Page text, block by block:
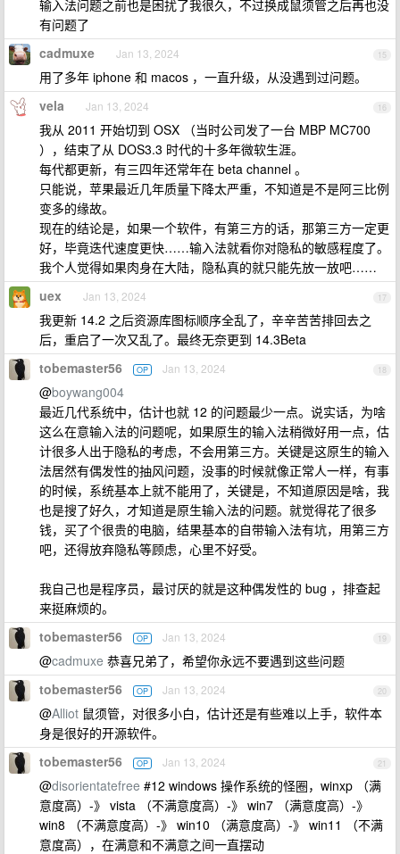
输入法问题之前也是困扰了我很久，不过换成鼠须管之后再也没
有问题了
15
cadmuxe Jan 13, 2024
用了多年 iphone 和 macos ，一直升级，从没遇到过问题。
16
vela Jan 13, 2024
我从 2011 开始切到 OSX （当时公司发了一台 MBP MC700
），结束了从 DOS3.3 时代的十多年微软生涯。
每代都更新，有三四年还常年在 beta channel 。
只能说，苹果最近几年质量下降太严重，不知道是不是阿三比例
变多的缘故。
现在的结论是，如果一个软件，有第三方的话，那第三方一定更
好，毕竟迭代速度更快……输入法就看你对隐私的敏感程度了。
我个人觉得如果肉身在大陆，隐私真的就只能先放一放吧……
17
uex Jan 13, 2024
我更新 14.2 之后资源库图标顺序全乱了，辛辛苦苦排回去之
后，重启了一次又乱了。最终无奈更到 14.3Beta
18
tobemaster56 OP Jan 13, 2024
@boywang004
最近几代系统中，估计也就 12 的问题最少一点。说实话，为啥
这么在意输入法的问题呢，如果原生的输入法稍微好用一点，估
计很多人出于隐私的考虑，不会用第三方。关键是这原生的输入
法居然有偶发性的抽风问题，没事的时候就像正常人一样，有事
的时候，系统基本上就不能用了，关键是，不知道原因是啥，我
也是搜了好久，才知道是原生输入法的问题。就觉得花了很多
钱，买了个很贵的电脑，结果基本的自带输入法有坑，用第三方
吧，还得放弃隐私等顾虑，心里不好受。
我自己也是程序员，最讨厌的就是这种偶发性的 bug ，排查起
来挺麻烦的。
19
tobemaster56 OP Jan 13, 2024
@cadmuxe 恭喜兄弟了，希望你永远不要遇到这些问题
20
tobemaster56 OP Jan 13, 2024
@Alliot 鼠须管，对很多小白，估计还是有些难以上手，软件本
身是很好的开源软件。
21
tobemaster56 OP Jan 13, 2024
@disorientatefree #12 windows 操作系统的怪圈，winxp （满
意度高）-》 vista （不满意度高）-》 win7 （满意度高）-》
win8 （不满意度高）-》 win10 （满意度高）-》 win11 （不满
意度高），在满意和不满意之间一直摆动